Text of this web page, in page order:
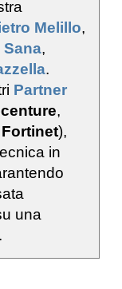
Melillo,
Sana,
.
Partner
,
Fortinet),
in
una